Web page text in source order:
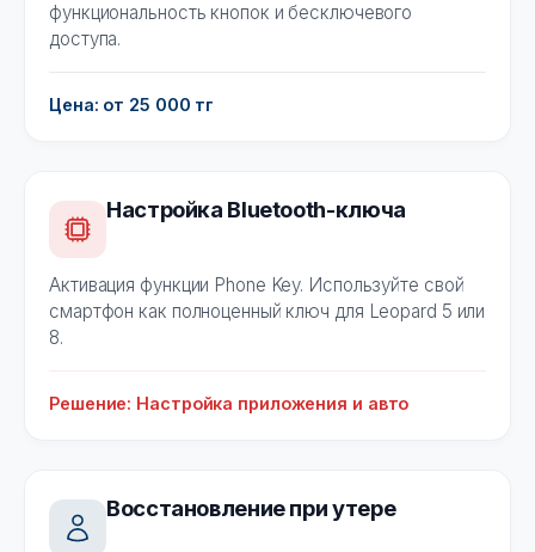
функциональность кнопок и бесключевого
доступа.
Цена: от 25 000 тг
Настройка Bluetooth-ключа
Активация функции Phone Key. Используйте свой
смартфон как полноценный ключ для Leopard 5 или
8.
Решение: Настройка приложения и авто
Восстановление при утере